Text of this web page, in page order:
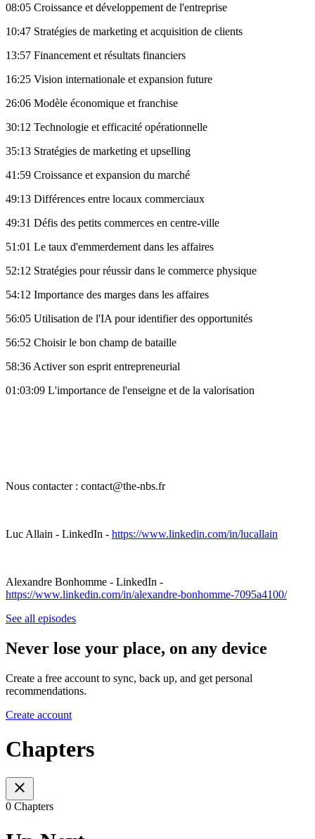
08:05 Croissance et développement de l'entreprise
10:47 Stratégies de marketing et acquisition de clients
13:57 Financement et résultats financiers
16:25 Vision internationale et expansion future
26:06 Modèle économique et franchise
30:12 Technologie et efficacité opérationnelle
35:13 Stratégies de marketing et upselling
41:59 Croissance et expansion du marché
49:13 Différences entre locaux commerciaux
49:31 Défis des petits commerces en centre-ville
51:01 Le taux d'emmerdement dans les affaires
52:12 Stratégies pour réussir dans le commerce physique
54:12 Importance des marges dans les affaires
56:05 Utilisation de l'IA pour identifier des opportunités
56:52 Choisir le bon champ de bataille
58:36 Activer son esprit entrepreneurial
01:03:09 L'importance de l'enseigne et de la valorisation
Nous contacter : contact@the-nbs.fr
Luc Allain - LinkedIn - https://www.linkedin.com/in/lucallain
Alexandre Bonhomme - LinkedIn -
https://www.linkedin.com/in/alexandre-bonhomme-7095a4100/
See all episodes
Never lose your place, on any device
Create a free account to sync, back up, and get personal
recommendations.
Create account
Chapters
0 Chapters